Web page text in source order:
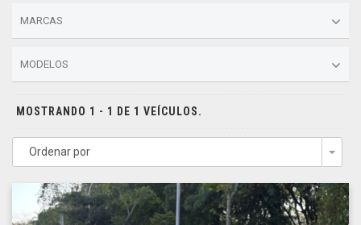
MARCAS
MODELOS
MOSTRANDO 1 - 1 DE 1 VEÍCULOS.
Ordenar por